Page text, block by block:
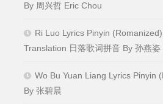
By 周兴哲 Eric Chou
Ri Luo Lyrics Pinyin
Translation 日落歌词拼音 By 孙燕姿
Wo Bu Yuan Liang Lyrics Pinyin
By 张碧晨